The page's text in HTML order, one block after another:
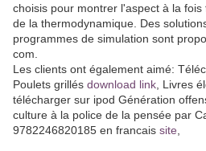
choisis pour montrer l'aspect à la
de la thermodynamique. Des
programmes de simulation sont
com.
Les clients ont également aimé:
Poulets grillés download link , Livres
télécharger sur ipod Génération
culture à la police de la pensée par
9782246820185 en francais site